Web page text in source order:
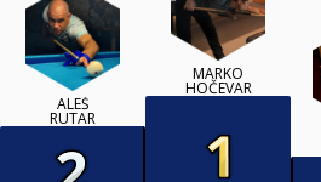
ALEŠ
RUTAR
MARKO
HOČEVAR